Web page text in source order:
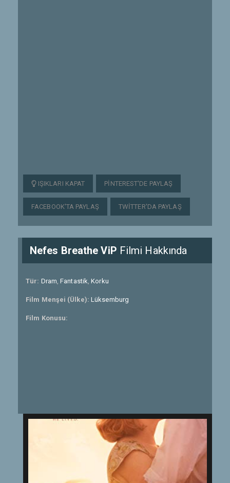
IŞIKLARI KAPAT PINTEREST'DE PAYLAŞ
FACEBOOK'TA PAYLAŞ TWITTER'DA PAYLAŞ
Nefes Breathe ViP Filmi Hakkında
Tür: Dram,Fantastik,Korku
Film Menşei (Ülke): Lüksemburg
Film Konusu: